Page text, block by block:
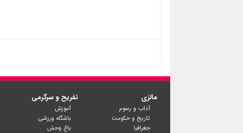
مالزی
آداب و رسوم
تاریخ و حکومت
جغرافیا
تفریح و سرگرمی
آموزش
باشگاه ورزشی
باغ وحش